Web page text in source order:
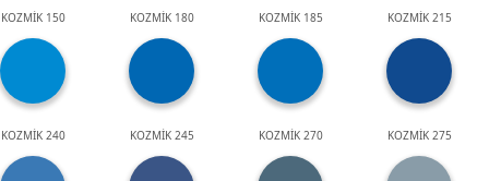
KOZMİK 150 KOZMİK 180 KOZMİK 185 KOZMİK 215
KOZMİK 240 KOZMİK 245 KOZMİK 270 KOZMİK 275